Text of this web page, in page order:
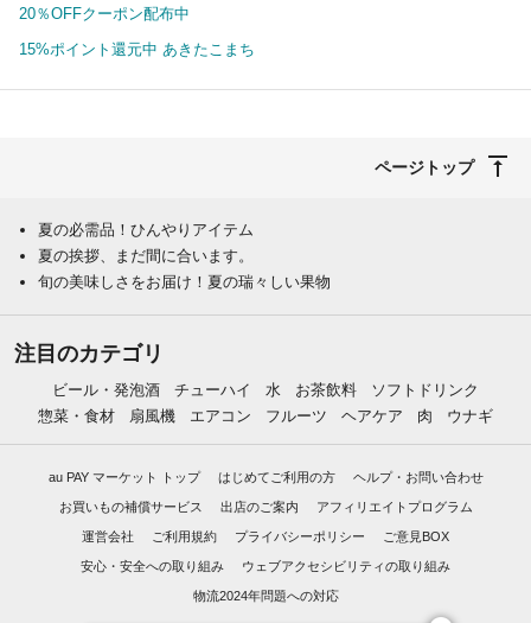
20％OFFクーポン配布中
15%ポイント還元中 あきたこまち
ページトップ
夏の必需品！ひんやりアイテム
夏の挨拶、まだ間に合います。
旬の美味しさをお届け！夏の瑞々しい果物
注目のカテゴリ
ビール・発泡酒 チューハイ 水 お茶飲料
ソフトドリンク
惣菜・食材
扇風機 エアコン フルーツ ヘアケア 肉 ウナギ
au PAY マーケット トップ はじめてご利用の方 ヘルプ・お問い合わせ
お買いもの補償サービス 出店のご案内 アフィリエイトプログラム
運営会社 ご利用規約 プライバシーポリシー ご意見BOX
安心・安全への取り組み ウェブアクセシビリティの取り組み
物流2024年問題への対応